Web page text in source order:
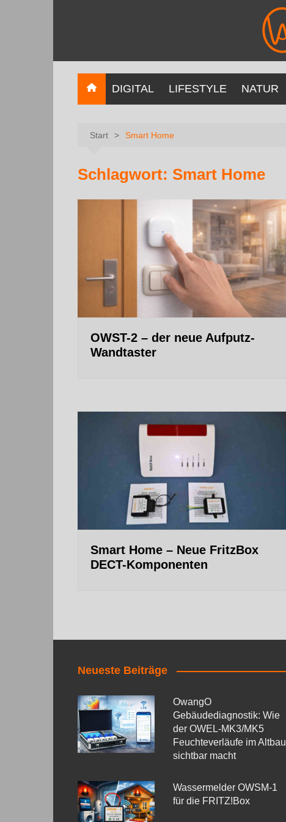
DIGITAL LIFESTYLE NATUR
Start Smart Home
Schlagwort: Smart Home
OWST-2 – der neue Aufputz-
Wandtaster
Smart Home – Neue FritzBox
DECT-Komponenten
Neueste Beiträge
OwangO
Gebäudediagnostik: Wie
der OWEL‑MK3/MK5
Feuchteverläufe im Altbau
sichtbar macht
Wassermelder OWSM‑1
für die FRITZ!Box